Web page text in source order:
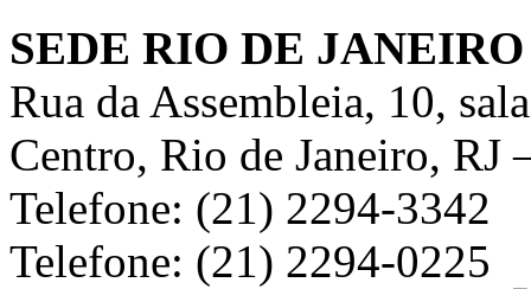
SEDE RIO DE JANEIRO
Rua da Assembleia, 10,
Centro, Rio de Janeiro, RJ
Telefone: (21) 2294-3342
Telefone: (21) 2294-0225